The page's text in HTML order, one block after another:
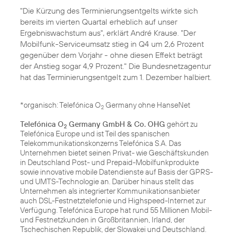
"Die Kürzung des Terminierungsentgelts wirkte sich
bereits im vierten Quartal erheblich auf unser
Ergebniswachstum aus", erklärt André Krause. "Der
Mobilfunk-Serviceumsatz stieg in Q4 um 2,6 Prozent
gegenüber dem Vorjahr - ohne diesen Effekt beträgt
der Anstieg sogar 4,9 Prozent." Die Bundesnetzagentur
hat das Terminierungsentgelt zum 1. Dezember halbiert.
*organisch: Telefónica O2 Germany ohne HanseNet
Telefónica O2 Germany GmbH & Co. OHG gehört zu
Telefónica Europe und ist Teil des spanischen
Telekommunikationskonzerns Telefónica S.A. Das
Unternehmen bietet seinen Privat- wie Geschäftskunden
in Deutschland Post- und Prepaid-Mobilfunkprodukte
sowie innovative mobile Datendienste auf Basis der GPRS-
und UMTS-Technologie an. Darüber hinaus stellt das
Unternehmen als integrierter Kommunikationsanbieter
auch DSL-Festnetztelefonie und Highspeed-Internet zur
Verfügung. Telefónica Europe hat rund 55 Millionen Mobil-
und Festnetzkunden in Großbritannien, Irland, der
Tschechischen Republik, der Slowakei und Deutschland.